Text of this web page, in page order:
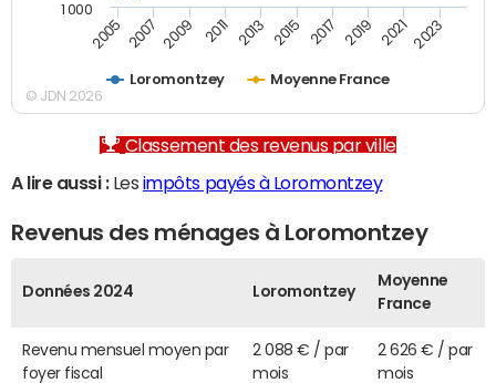
Loromontzey Moyenne France
2005 2007 2009 2011 2013 2015 2017 2019 2021 2023
1 000
© JDN 2026
Classement des revenus par ville
A lire aussi :Les impôts payés à Loromontzey
Revenus des ménages à Loromontzey
Données 2024 Loromontzey
Moyenne
France
Revenu mensuel moyen par
foyer fiscal
2 088 € / par
mois
2 626 € / par
mois